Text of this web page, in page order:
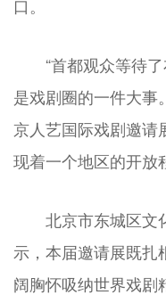
口。
“首都观众等待
是戏剧圈的一件大事
京人艺国际戏剧邀请
现着一个地区的开放
北京市东城区文
示，本届邀请展既扎
阔胸怀吸纳世界戏剧